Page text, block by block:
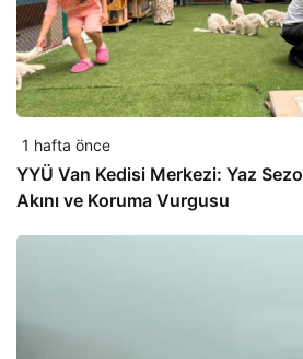
1 hafta önce
YYÜ Van Kedisi Merkezi: Yaz
Akını ve Koruma Vurgusu